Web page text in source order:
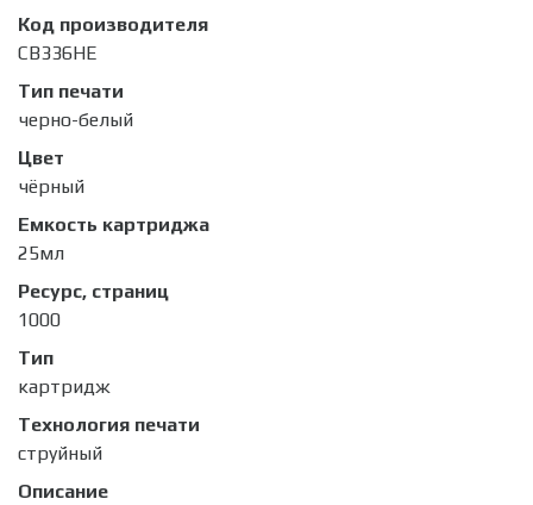
Код производителя
CB336HE
Тип печати
черно-белый
Цвет
чёрный
Емкость картриджа
25мл
Ресурс, страниц
1000
Тип
картридж
Технология печати
струйный
Описание